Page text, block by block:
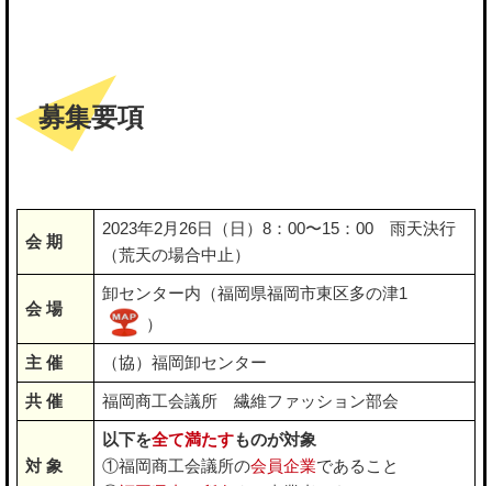
募集要項
会 期
2023年2月26日（日）8：00〜15：00 雨天決行
（荒天の場合中止）
会 場
卸センター内（福岡県福岡市東区多の津1
）
主 催 （協）福岡卸センター
共 催 福岡商工会議所 繊維ファッション部会
対 象
以下を全て満たすものが対象
①福岡商工会議所の会員企業であること